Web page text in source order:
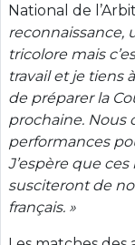
National de
reconnaissance,
tricolore mais
travail et je tiens
de préparer la
prochaine. Nous
performances
J’espère que
susciteront de
français. »